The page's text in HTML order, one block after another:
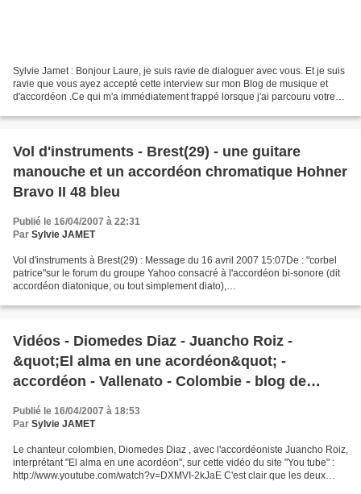
Sylvie Jamet : Bonjour Laure, je suis ravie de dialoguer avec vous. Et je suis
ravie que vous ayez accepté cette interview sur mon Blog de musique et
d'accordéon .Ce qui m'a immédiatement frappé lorsque j'ai parcouru votre
Vol d'instruments - Brest(29) - une guitare
manouche et un accordéon chromatique Hohner
Bravo II 48 bleu
Publié le 16/04/2007 à 22:31
Par Sylvie JAMET
Vol d'instruments à Brest(29) : Message du 16 avril 2007 15:07De : "corbel
patrice"sur le forum du groupe Yahoo consacré à l'accordéon bi-sonore (dit
accordéon diatonique, ou tout simplement diato),
Vidéos - Diomedes Diaz - Juancho Roiz -
&quot;El alma en une acordéon&quot; -
accordéon - Vallenato - Colombie - blog de
Publié le 16/04/2007 à 18:53
Par Sylvie JAMET
Le chanteur colombien, Diomedes Diaz , avec l'accordéoniste Juancho Roiz,
interprétant "El alma en une acordéon", sur cette vidéo du site "You tube" :
http://www.youtube.com/watch?v=DXMVI-2kJaE C'est clair que les deux